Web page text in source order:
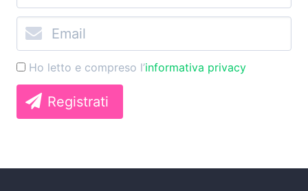
Ho letto e compreso l’informativa privacy
Registrati